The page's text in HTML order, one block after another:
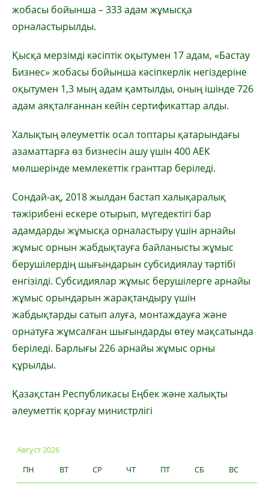
жобасы бойынша – 333 адам жұмысқа
орналастырылды.
Қысқа мерзімді кәсіптік оқытумен 17 адам, «Бастау
Бизнес» жобасы бойынша кәсіпкерлік негіздеріне
оқытумен 1,3 мың адам қамтылды, оның ішінде 726
адам аяқталғаннан кейін сертификаттар алды.
Халықтың әлеуметтік осал топтары қатарындағы
азаматтарға өз бизнесін ашу үшін 400 АЕК
мөлшерінде мемлекеттік гранттар беріледі.
Сондай-ақ, 2018 жылдан бастап халықаралық
тәжірибені ескере отырып, мүгедектігі бар
адамдарды жұмысқа орналастыру үшін арнайы
жұмыс орнын жабдықтауға байланысты жұмыс
берушілердің шығындарын субсидиялау тәртібі
енгізілді. Субсидиялар жұмыс берушілерге арнайы
жұмыс орындарын жарақтандыру үшін
жабдықтарды сатып алуға, монтаждауға және
орнатуға жұмсалған шығындарды өтеу мақсатында
беріледі. Барлығы 226 арнайы жұмыс орны
құрылды.
Қазақстан Республикасы Еңбек және халықты
әлеуметтік қорғау министрлігі
Август 2026
ПН
ВТ СР ЧТ ПТ СБ ВС